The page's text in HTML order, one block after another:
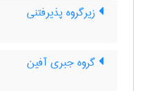
زیرگروه پذیرفتنی
گروه جبری آفین